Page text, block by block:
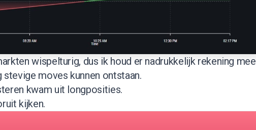
wispelturig, dus ik houd er nadrukkelijk rekening mee
moves kunnen ontstaan.
kwam uit longposities.
kijken.